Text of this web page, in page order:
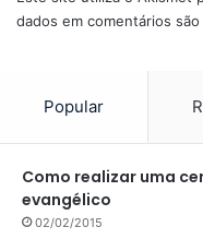
dados em comentários
Popular
Como realizar uma
evangélico
02/02/2015